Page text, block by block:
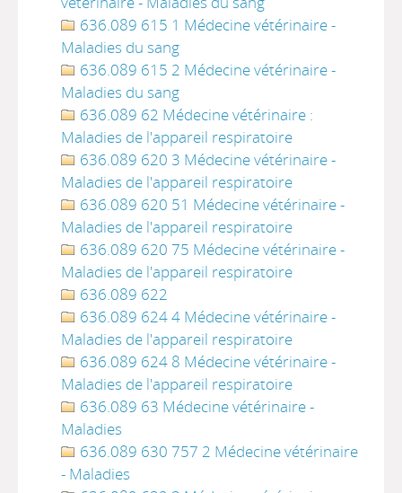
636.089 615 1 Médecine vétérinaire -
Maladies du sang
636.089 615 2 Médecine vétérinaire -
Maladies du sang
636.089 62 Médecine vétérinaire :
Maladies de l'appareil respiratoire
636.089 620 3 Médecine vétérinaire -
Maladies de l'appareil respiratoire
636.089 620 51 Médecine vétérinaire -
Maladies de l'appareil respiratoire
636.089 620 75 Médecine vétérinaire -
Maladies de l'appareil respiratoire
636.089 622
636.089 624 4 Médecine vétérinaire -
Maladies de l'appareil respiratoire
636.089 624 8 Médecine vétérinaire -
Maladies de l'appareil respiratoire
636.089 63 Médecine vétérinaire -
Maladies
636.089 630 757 2 Médecine vétérinaire
- Maladies